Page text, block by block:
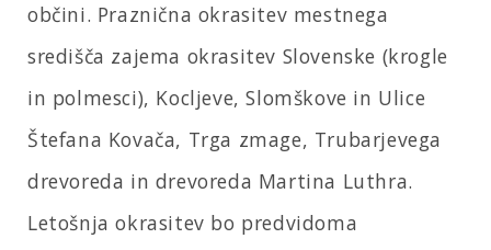
občini. Praznična okrasitev mestnega
središča zajema okrasitev Slovenske (krogle
in polmesci), Kocljeve, Slomškove in Ulice
Štefana Kovača, Trga zmage, Trubarjevega
drevoreda in drevoreda Martina Luthra.
Letošnja okrasitev bo predvidoma